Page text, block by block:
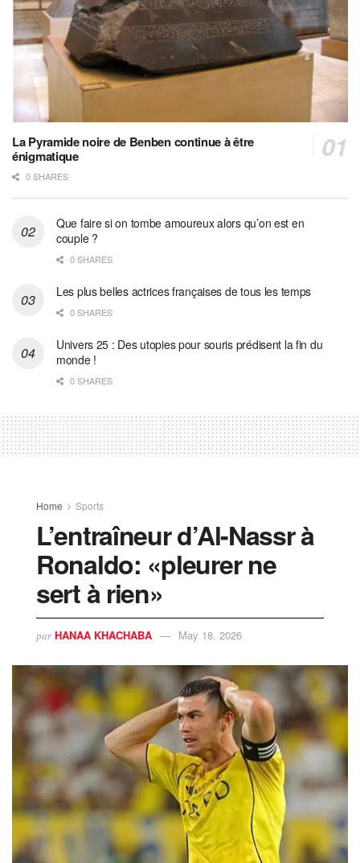
La Pyramide noire de Benben continue à être
énigmatique
0 SHARES
Que faire si on tombe amoureux alors qu’on est en
couple ?
0 SHARES
Les plus belles actrices françaises de tous les temps
0 SHARES
Univers 25 : Des utopies pour souris prédisent la fin du
monde !
0 SHARES
Home Sports
L’entraîneur d’Al-Nassr à
Ronaldo: «pleurer ne
sert à rien»
par HANAA KHACHABA May 18, 2026